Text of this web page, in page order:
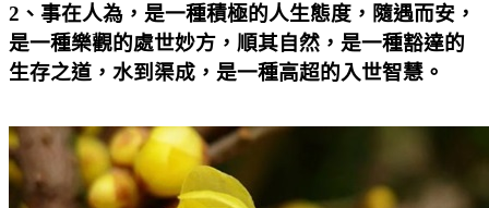
2 、事在人為，是一種積極的人生態度，隨遇而安，
是一種樂觀的處世妙方，順其自然，是一種豁達的
生存之道，水到渠成，是一種高超的入世智慧。